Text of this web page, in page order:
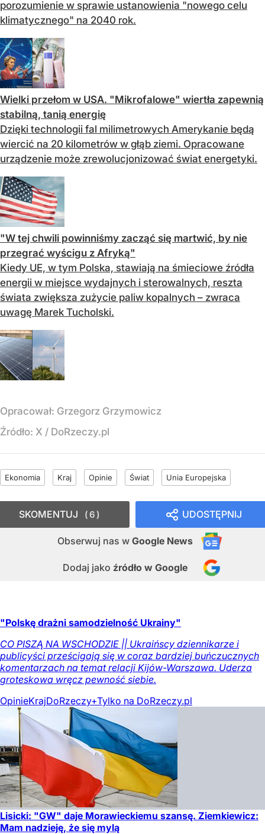
porozumienie w sprawie ustanowienia "nowego celu
klimatycznego" na 2040 rok.
Wielki przełom w USA. "Mikrofalowe" wiertła zapewnią
stabilną, tanią energię
Dzięki technologii fal milimetrowych Amerykanie będą
wiercić na 20 kilometrów w głąb ziemi. Opracowane
urządzenie może zrewolucjonizować świat energetyki.
"W tej chwili powinniśmy zacząć się martwić, by nie
przegrać wyścigu z Afryką"
Kiedy UE, w tym Polska, stawiają na śmieciowe źródła
energii w miejsce wydajnych i sterowalnych, reszta
świata zwiększa zużycie paliw kopalnych – zwraca
uwagę Marek Tucholski.
Opracował: Grzegorz Grzymowicz
Źródło: X / DoRzeczy.pl
Ekonomia Kraj Opinie Świat Unia Europejska
UDOSTĘPNIJ
Obserwuj nas w Google News
Dodaj jako źródło w Google
SKOMENTUJ 6
"Polskę drażni samodzielność Ukrainy"
CO PISZĄ NA WSCHODZIE || Ukraińscy dziennikarze i
publicyści prześcigają się w coraz bardziej buńczucznych
komentarzach na temat relacji Kijów-Warszawa. Uderza
groteskowa wręcz pewność siebie.
OpinieKrajDoRzeczy+Tylko na DoRzeczy.pl
Lisicki: "GW" daje Morawieckiemu szansę. Ziemkiewicz:
Mam nadzieję, że się mylą